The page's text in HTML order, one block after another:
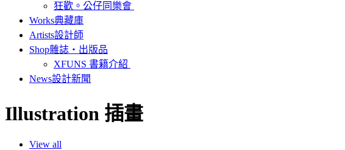
狂歡。公仔同樂會
Works典藏庫
Artists設計師
Shop雜誌‧出版品
XFUNS 書籍介紹
News設計新聞
Illustration 插畫
View all